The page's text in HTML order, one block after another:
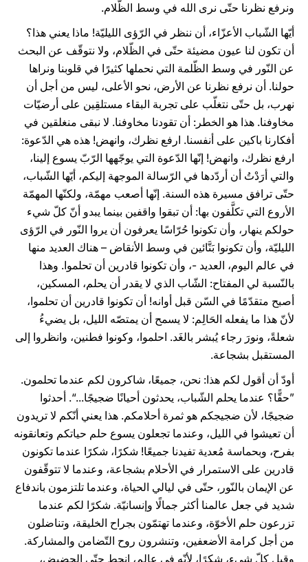
ونرفع نظرنا حتّى نرى الله في وسط الظّلام.
أيّها الشّباب الأعزّاء، أن ننظر في الرّؤى الليليّة! ماذا يعني هذا؟
أن تكون لنا عيون مضيئة حتّى في الظّلام، ولا نتوقّف عن البحث
عن النّور في وسط الظّلمة التي نحملها كثيرًا في قلوبنا ونراها
حولنا. أن نرفع نظرنا عن الأرض، نحو الأعلى، ليس من أجل أن
نهرب، بل حتّى نتغلّب على تجربة البقاء مستلقِين على أرضيّات
مخاوفنا. هذا هو الخطر: أن تقودنا مخاوفنا. لا نبقى منغلقين في
أفكارنا باكين على أنفسنا. ارفع نظرك، وانهض! هذه هي الدّعوة:
ارفع نظرك، وانهض! إنّها الدّعوة التي يوجّهها الرّبّ يسوع إلينا،
والتي أرَدْتُ أن أردّدها في الرّسالة الموجهة إليكم، أيّها الشّباب،
حتّى ترافق مسيرة هذه السنة. إنّها أصعب مهمّة، ولكنّها المهمّة
الأروع التي تكلَّفون بها: أن تبقوا واقفين بينما يبدو أنّ كلّ شيء
حولكم ينهار، وأن تكونوا حُرّاسًا يعرفون أن يروا النّور في الرّؤى
الليليّة، وأن تكونوا بَنَّائين في وسط الأنقاض – هناك العديد منها
في عالم اليوم، العديد -، وأن تكونوا قادرين أن تحلموا. وهذا
بالنّسبة لي المفتاح: الشّاب الذي لا يقدر أن يحلم، المسكين،
أصبح متقدّمًا في السّن قبل أوانه! أن تكونوا قادرين أن تحلموا،
لأنّ هذا ما يفعله الحَالِم: لا يسمح أن يمتصّه الليل، بل يضيءُ
شعلةً، ونورَ رجاء يُبشر بالغَد. احلموا، وكونوا فطنين، وانظروا إلى
المستقبل بشجاعة.
أودّ أن أقول لكم هذا: نحن، جميعًا، شاكرون لكم عندما تحلمون.
”حقًّا؟ عندما يحلم الشّباب، يحدثون أحيانًا ضجيجًا...“. أحدثوا
ضجيجًا، لأن ضجيجكم هو ثمرة أحلامكم. هذا يعني أنّكم لا تريدون
أن تعيشوا في الليل، وعندما تجعلون يسوع حلم حياتكم وتعانقونه
بفرح، وبحماسة مُعدية تفيدنا جميعًا! شكرًا، شكرًا عندما تكونون
قادرين على الاستمرار في الأحلام بشجاعة، وعندما لا تتوقّفون
عن الإيمان بالنّور، حتّى في ليالي الحياة، وعندما تلتزمون باندفاع
شديد في جعل عالمنا أكثر جمالًا وإنسانيّة. شكرًا لكم عندما
تزرعون حلم الأخوّة، وعندما تهتمّون بجراح الخليقة، وتناضلون
من أجل كرامة الأضعفين، وتنشرون روح التّضامن والمشاركة.
وقبل كلّ شيء، شكرًا، لأنّه في عالم، انحط حتّى الحضيض،